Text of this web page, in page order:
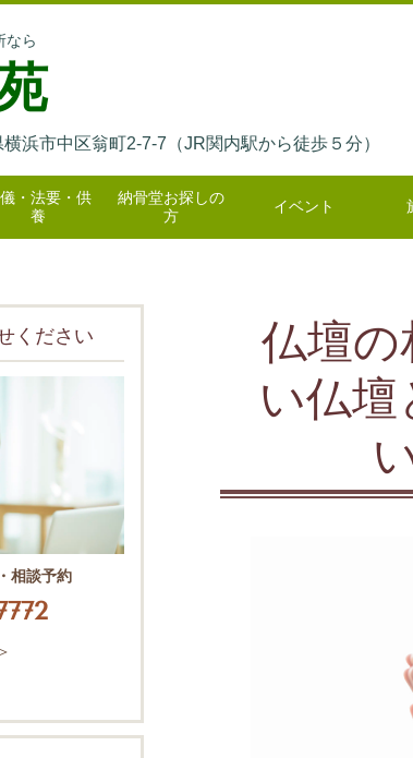
なら
浜市中区翁町2-7-7（JR関内駅から徒歩５分）
・法要・供
養
納骨堂お探しの
方
イベント
仏壇の
い仏
ください
相談予約